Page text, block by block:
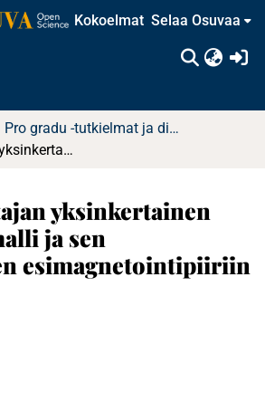
Kokoelmat Selaa Osuvaa
Pro gradu -tutkielmat ja diplomityöt
Tehomuuntajan yksinkertainen simulointimalli ja sen soveltaminen esimagnetointipiiriin
yksinkertainen
ja sen
esimagnetointipiiriin